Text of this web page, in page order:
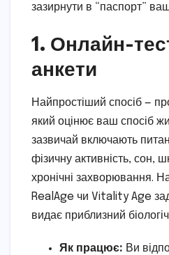
зазирнути в “паспорт”
1. Онлайн-
анкети
Найпростіший спосіб —
який оцінює ваш спосіб
зазвичай включають
фізичну активність, сон,
хронічні захворювання.
RealAge чи Vitality Age
видає приблизний
Як працює: Ви